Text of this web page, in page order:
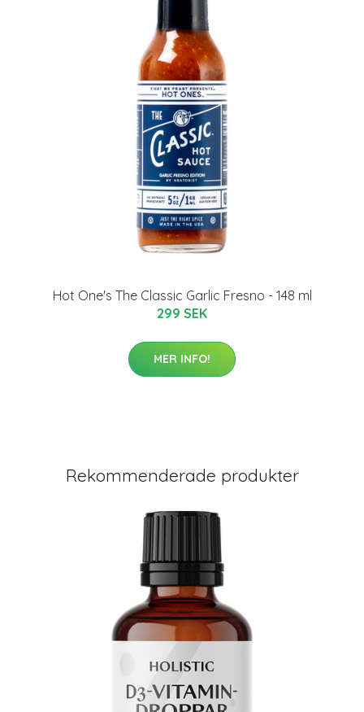
Hot One's The Classic Garlic Fresno - 148 ml
299 SEK
MER INFO!
Rekommenderade produkter